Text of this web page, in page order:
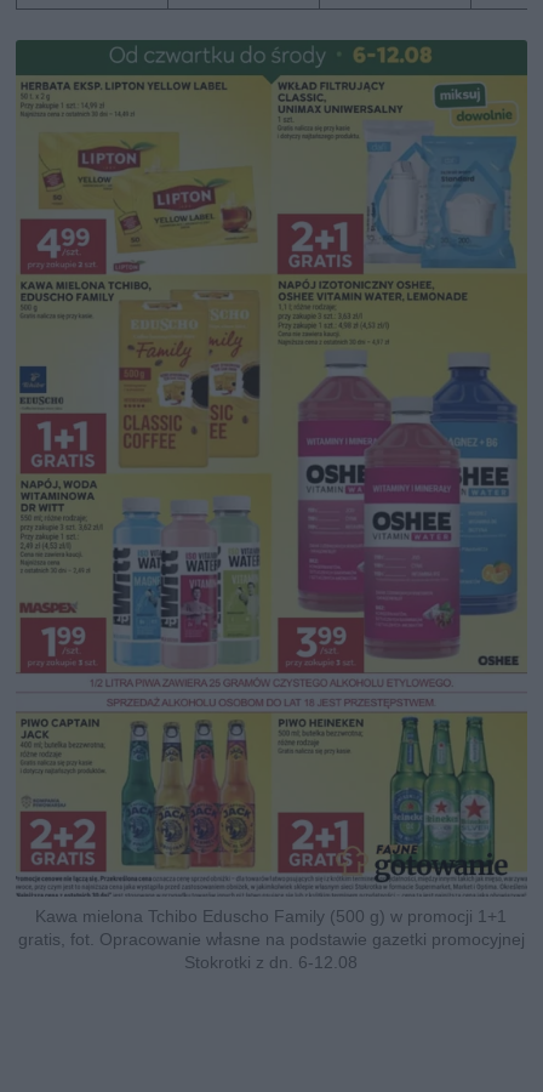
Kawa mielona Tchibo Eduscho Family (500 g) w promocji 1+1
gratis, fot. Opracowanie własne na podstawie gazetki promocyjnej
Stokrotki z dn. 6-12.08